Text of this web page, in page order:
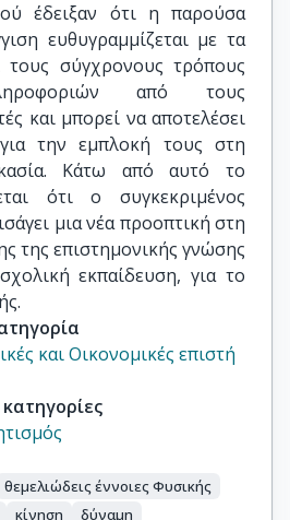
έδειξαν ότι η παρούσα
ευθυγραμμίζεται με τα
τους σύγχρονους τρόπους
από τους
και μπορεί να αποτελέσει
την εμπλοκή τους στη
Κάτω από αυτό το
ότι ο συγκεκριμένος
μια νέα προοπτική στη
της επιστημονικής γνώσης
εκπαίδευση, για το
και Οικονομικές επιστή
θεμελιώδεις έννοιες Φυσικής
κίνηση
δύναμη